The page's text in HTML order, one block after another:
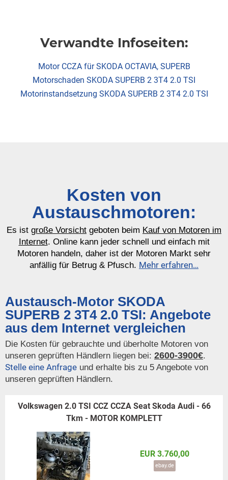
Verwandte Infoseiten:
Motor CCZA für SKODA OCTAVIA, SUPERB
Motorschaden SKODA SUPERB 2 3T4 2.0 TSI
Motorinstandsetzung SKODA SUPERB 2 3T4 2.0 TSI
Kosten von
Austauschmotoren:
Es ist große Vorsicht geboten beim Kauf von Motoren im
Internet. Online kann jeder schnell und einfach mit
Motoren handeln, daher ist der Motoren Markt sehr
anfällig für Betrug & Pfusch. Mehr erfahren…
Austausch-Motor SKODA
SUPERB 2 3T4 2.0 TSI: Angebote
aus dem Internet vergleichen
Die Kosten für gebrauchte und überholte Motoren von
unseren geprüften Händlern liegen bei: 2600-3900€.
Stelle eine Anfrage und erhalte bis zu 5 Angebote von
unseren geprüften Händlern.
Volkswagen 2.0 TSI CCZ CCZA Seat Skoda Audi - 66
Tkm - MOTOR KOMPLETT
EUR 3.760,00
ebay.de